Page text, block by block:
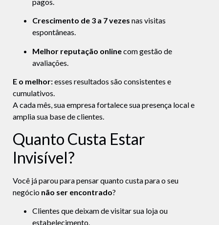
Crescimento de 3 a 7 vezes nas visitas
espontâneas.
Melhor reputação onlinecom gestão de
avaliações.
E o melhor:esses resultados são consistentes e
cumulativos.
A cada mês, sua empresa fortalece sua presença local e
amplia sua base de clientes.
Quanto Custa Estar
Invisível?
Você já parou para pensar quanto custa para o seu
negócio não ser encontrado?
Clientes que deixam de visitar sua loja ou
estabelecimento.